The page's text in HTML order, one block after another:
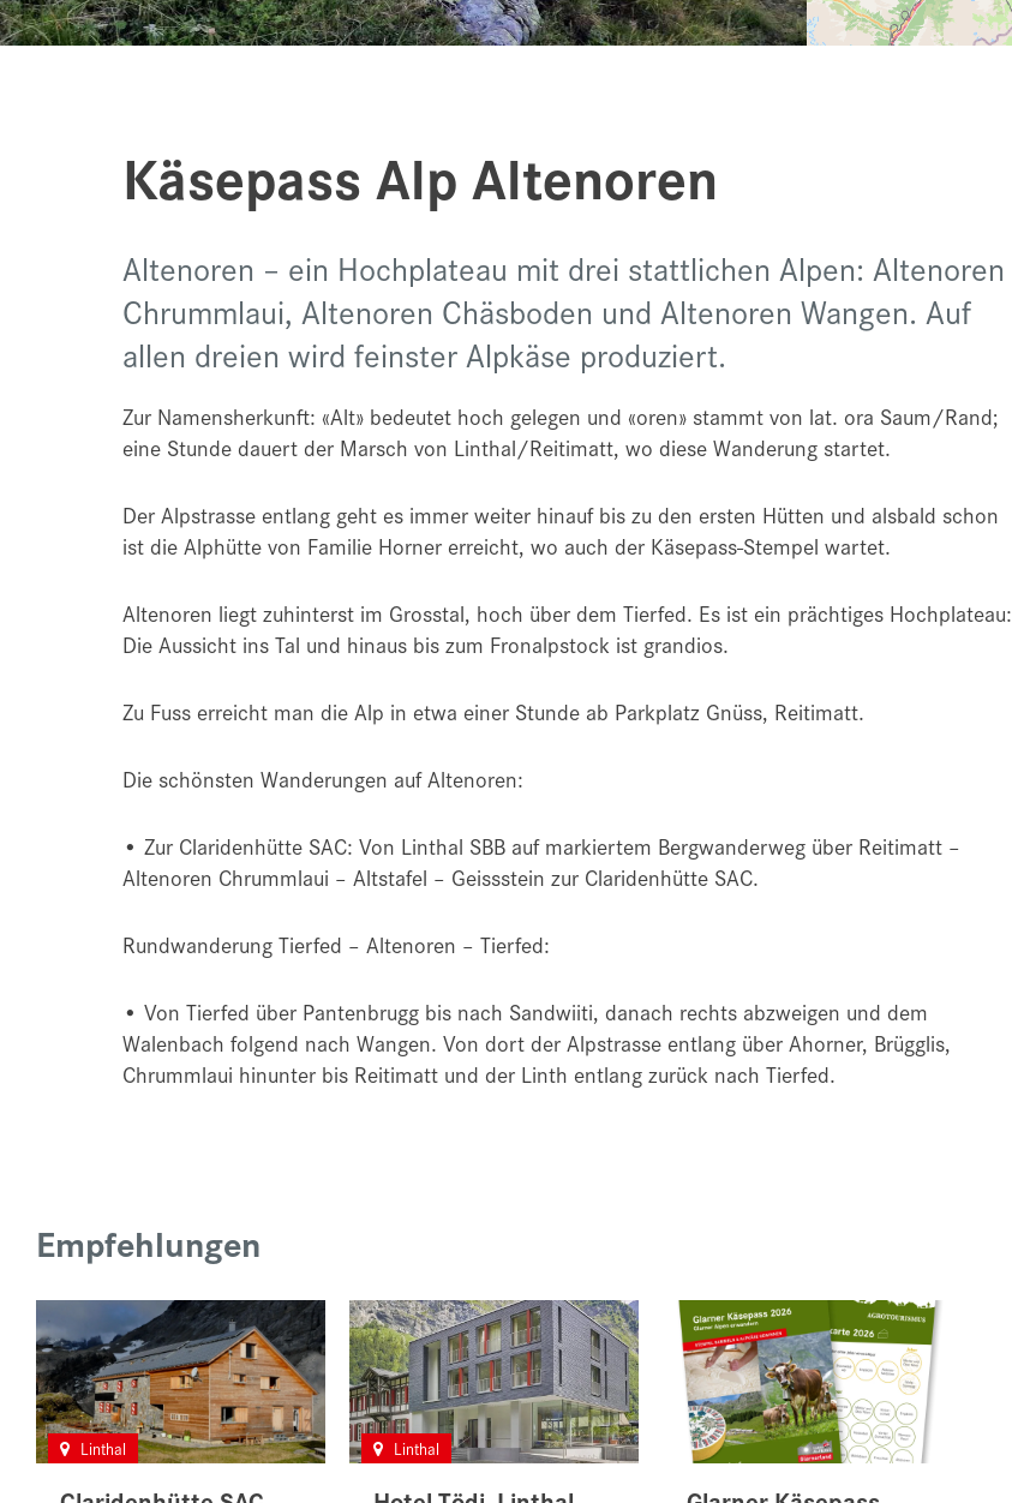
Käsepass Alp Altenoren
Altenoren – ein Hochplateau mit drei stattlichen Alpen: Altenoren
Chrummlaui, Altenoren Chäsboden und Altenoren Wangen. Auf
allen dreien wird feinster Alpkäse produziert.
Zur Namensherkunft: «Alt» bedeutet hoch gelegen und «oren» stammt von lat. ora Saum/Rand;
eine Stunde dauert der Marsch von Linthal/Reitimatt, wo diese Wanderung startet.
Der Alpstrasse entlang geht es immer weiter hinauf bis zu den ersten Hütten und alsbald schon
ist die Alphütte von Familie Horner erreicht, wo auch der Käsepass-Stempel wartet.
Altenoren liegt zuhinterst im Grosstal, hoch über dem Tierfed. Es ist ein prächtiges Hochplateau:
Die Aussicht ins Tal und hinaus bis zum Fronalpstock ist grandios.
Zu Fuss erreicht man die Alp in etwa einer Stunde ab Parkplatz Gnüss, Reitimatt.
Die schönsten Wanderungen auf Altenoren:
• Zur Claridenhütte SAC: Von Linthal SBB auf markiertem Bergwanderweg über Reitimatt –
Altenoren Chrummlaui – Altstafel – Geissstein zur Claridenhütte SAC.
Rundwanderung Tierfed – Altenoren – Tierfed:
• Von Tierfed über Pantenbrugg bis nach Sandwiiti, danach rechts abzweigen und dem
Walenbach folgend nach Wangen. Von dort der Alpstrasse entlang über Ahorner, Brügglis,
Chrummlaui hinunter bis Reitimatt und der Linth entlang zurück nach Tierfed.
Empfehlungen
Linthal Linthal